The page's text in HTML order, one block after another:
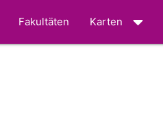
Fakultäten Karten